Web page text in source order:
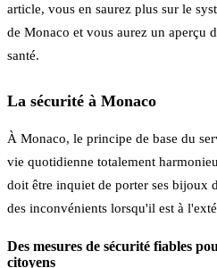
article, vous en saurez plus sur le
de Monaco et vous aurez un aperçu
santé.
La sécurité à Monaco
À Monaco, le principe de base du
vie quotidienne totalement
doit être inquiet de porter ses bijoux
des inconvénients lorsqu'il est à
Des mesures de sécurité fiables
citoyens